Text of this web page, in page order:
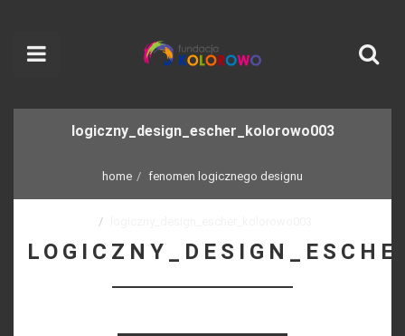
logiczny_design_escher_kolorowo003
home fenomen logicznego designu